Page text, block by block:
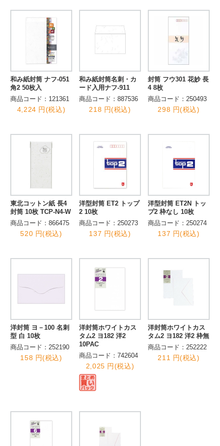
和み紙封筒 ナフ-051
角2 50枚入
商品コード：121361
4,224 円(税込)
和み紙封筒名刺・カ
ード入用ナフ-911
商品コード：887536
218 円(税込)
封筒 フウ301 花妙 長
4 8枚
商品コード：250493
298 円(税込)
東北コットン紙 長4
封筒 10枚 TCP-N4-W
商品コード：866475
520 円(税込)
洋型封筒 ET2 トップ
2 10枚
商品コード：250273
137 円(税込)
洋型封筒 ET2N トッ
プ2 枠なし 10枚
商品コード：250274
137 円(税込)
洋封筒 ヨ－100 名刺
型 白 10枚
商品コード：252190
158 円(税込)
洋封筒ホワイトカス
タム2 ヨ182 洋2
10PAC
商品コード：742604
2,025 円(税込)
洋封筒ホワイトカス
タム2 ヨ182 洋2 枠無
商品コード：252222
211 円(税込)